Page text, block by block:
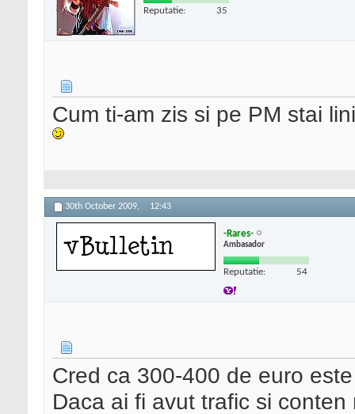
Reputatie: 35
Cum ti-am zis si pe PM stai
30th October 2009, 12:43
-Rares-
Ambasador
Reputatie: 54
Cred ca 300-400 de euro
Daca ai fi avut trafic si